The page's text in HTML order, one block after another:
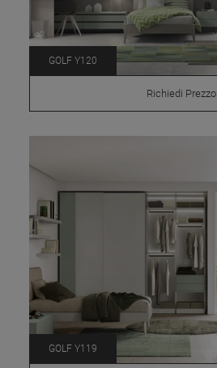
GOLF Y120
Richiedi Prezzo
GOLF Y119